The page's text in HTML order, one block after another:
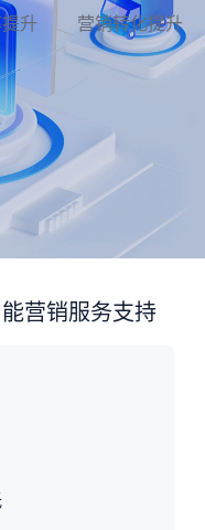
升 营销转化提升
营销服务支持